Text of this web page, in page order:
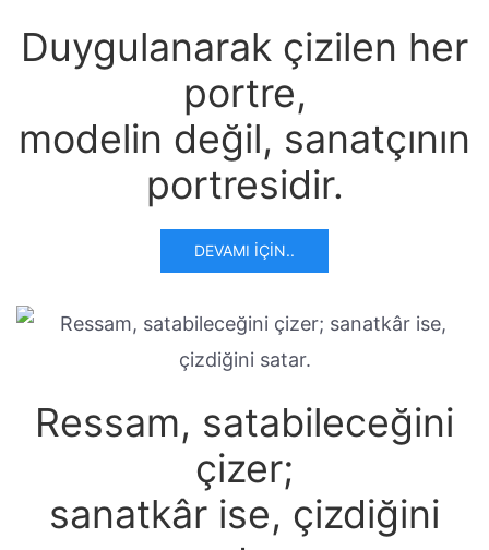
Duygulanarak çizilen her
portre,
modelin değil, sanatçının
portresidir.
DEVAMI İÇIN..
Ressam, satabileceğini
çizer;
sanatkâr ise, çizdiğini